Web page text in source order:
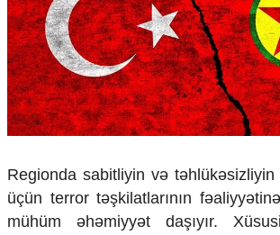
Çarpaz baxış
Təhlil
Siyasi
Geosiyasi
İqtisadi
Sosioloji
Multimedia
Foto
Video
Regionda sabitliyin və təhlükəsizliyin
üçün terror təşkilatlarının
mühüm əhəmiyyət daşıyır.